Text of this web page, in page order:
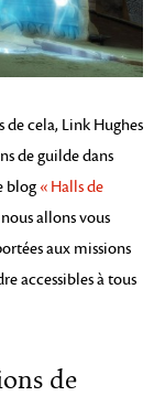
de cela, Link Hughes
de guilde dans
blog« Halls de
allons vous
aux missions
accessibles à tous
de